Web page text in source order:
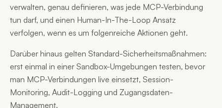
verwalten, genau definieren, was jede MCP-Verbindung
tun darf, und einen Human-In-The-Loop Ansatz
verfolgen, wenn es um folgenreiche Aktionen geht.
Darüber hinaus gelten Standard-Sicherheitsmaßnahmen:
erst einmal in einer Sandbox-Umgebungen testen, bevor
man MCP-Verbindungen live einsetzt, Session-
Monitoring, Audit-Logging und Zugangsdaten-
Management.